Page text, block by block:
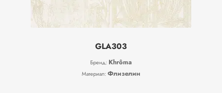
GLA303
Бренд: Khrôma
Материал: Флизелин